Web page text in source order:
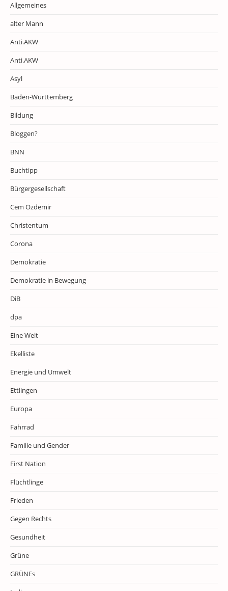
Allgemeines
alter Mann
Anti.AKW
Anti.AKW
Asyl
Baden-Württemberg
Bildung
Bloggen?
BNN
Buchtipp
Bürgergesellschaft
Cem Özdemir
Christentum
Corona
Demokratie
Demokratie in Bewegung
DiB
dpa
Eine Welt
Ekelliste
Energie und Umwelt
Ettlingen
Europa
Fahrrad
Familie und Gender
First Nation
Flüchtlinge
Frieden
Gegen Rechts
Gesundheit
Grüne
GRÜNEs